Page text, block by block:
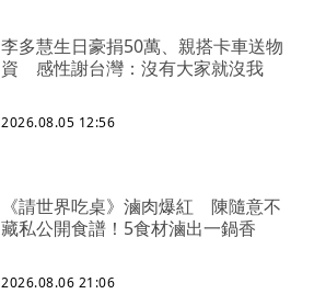
李多慧生日豪捐50萬、親搭卡車送物
資 感性謝台灣：沒有大家就沒我
2026.08.05 12:56
《請世界吃桌》滷肉爆紅 陳隨意不
藏私公開食譜！5食材滷出一鍋香
2026.08.06 21:06